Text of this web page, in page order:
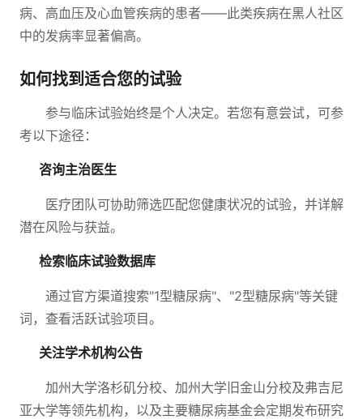
病、高血压及心血管疾病的患者——此类疾病在黑人社区
中的发病率显著偏高。
如何找到适合您的试验
参与临床试验始终是个人决定。若您有意尝试，可参
考以下途径：
咨询主治医生
医疗团队可协助筛选匹配您健康状况的试验，并详解
潜在风险与获益。
检索临床试验数据库
通过官方渠道搜索"1型糖尿病"、"2型糖尿病"等关键
词，查看活跃试验项目。
关注学术机构公告
加州大学洛杉矶分校、加州大学旧金山分校及弗吉尼
亚大学等领先机构，以及主要糖尿病基金会定期发布研究